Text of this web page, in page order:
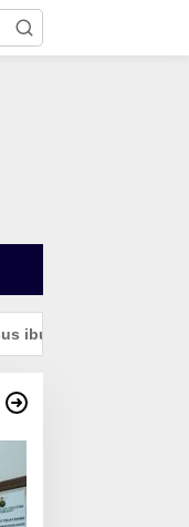
Bongkar Gagalnya